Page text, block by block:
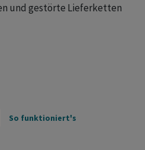
und gestörte Lieferketten
So funktioniert's